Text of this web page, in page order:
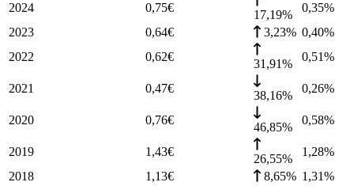
2024
0,75€
17,19%
0,35%
2023
0,64€ 3,23% 0,40%
2022
0,62€
31,91%
0,51%
2021 0,47€
38,16%
0,26%
2020 0,76€
46,85%
0,58%
2019 1,43€
26,55%
1,28%
2018
1,13€ 8,65% 1,31%